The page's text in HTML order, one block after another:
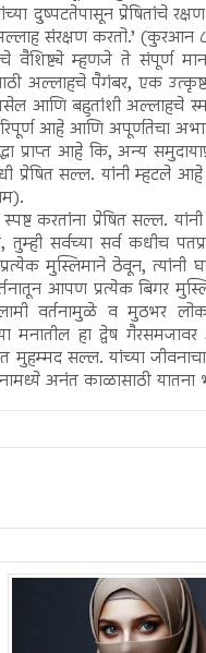
दुष्पटतेपासून प्रेषितांचे
संरक्षण करतो.’ (कुरआन
म्हणजे ते संपूर्ण
अल्लाहचे पैगंबर, एक
असेल आणि बहुतांशी
आहे आणि अपूर्णतेचा
आहे कि, अन्य
प्रेषित सल्ल. यांनी
करतांना प्रेषित सल्ल.
सर्वच्या सर्व कधीच
मुस्लिमाने ठेवून,
आपण प्रत्येक बिगर
वर्तनामुळे व मुठभर
मनातील हा द्वेष
मुहम्मद सल्ल. यांच्या
अनंत काळासाठी